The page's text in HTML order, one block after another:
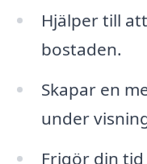
Hjälper till
bostaden.
Skapar en
under
Frigör din